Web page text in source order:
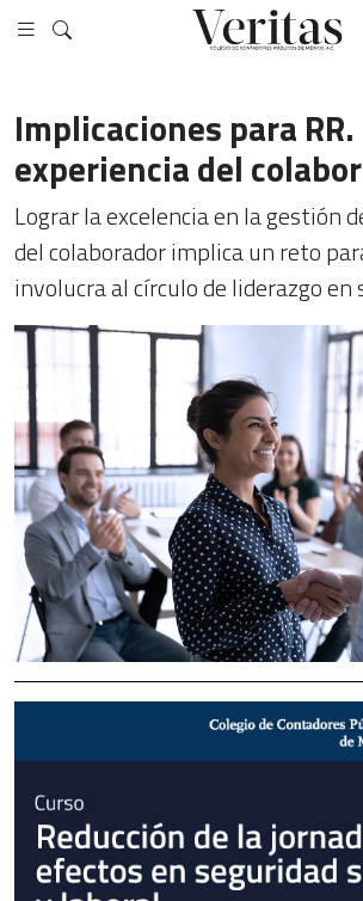
Implicaciones para
experiencia del
Lograr la excelencia en la gestión
del colaborador implica un reto
involucra al círculo de liderazgo